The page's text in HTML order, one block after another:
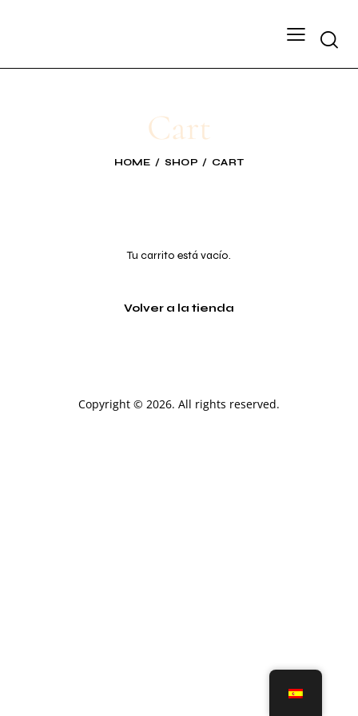
Cart
HOME SHOP CART
Tu carrito está vacío.
Volver a la tienda
Copyright © 2026. All rights reserved.